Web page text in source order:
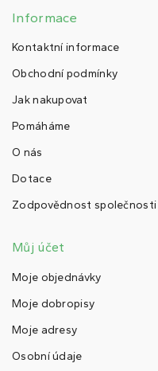
Informace
Kontaktní informace
Obchodní podmínky
Jak nakupovat
Pomáháme
O nás
Dotace
Zodpovědnost
Můj účet
Moje objednávky
Moje dobropisy
Moje adresy
Osobní údaje